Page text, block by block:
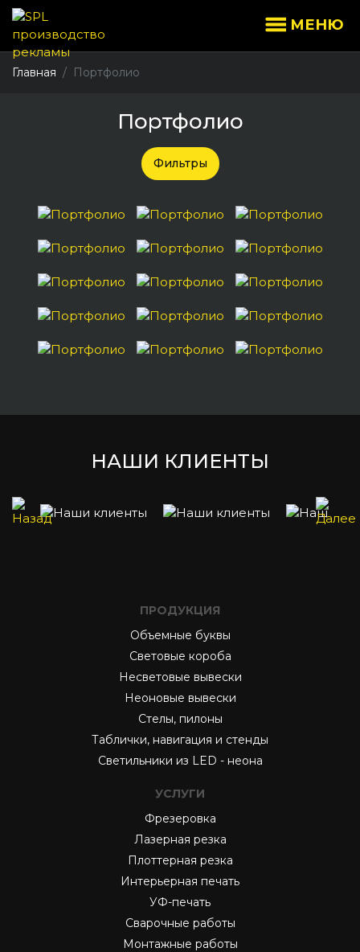
МЕНЮ
Главная Портфолио
Портфолио
Фильтры
НАШИ КЛИЕНТЫ
ПРОДУКЦИЯ
Объемные буквы
Световые короба
Несветовые вывески
Неоновые вывески
Стелы, пилоны
Таблички, навигация и стенды
Светильники из LED - неона
УСЛУГИ
Фрезеровка
Лазерная резка
Плоттерная резка
Интерьерная печать
УФ-печать
Сварочные работы
Монтажные работы